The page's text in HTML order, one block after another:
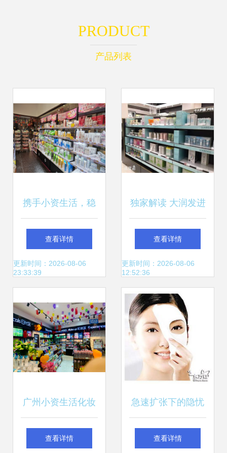
PRODUCT
产品列表
携手小资生活，稳
健加盟化妆品店
——为您的长期经
查看详情
更新时间：2026-08-06
23:33:39
独家解读 大润发进
军进口化妆品零
售，传统渠道面临
新冲击？
查看详情
更新时间：2026-08-06
12:52:36
广州小资生活化妆
品公司 资质齐全，
查看详情
急速扩张下的隐忧
化妆品零售行业的
查看详情